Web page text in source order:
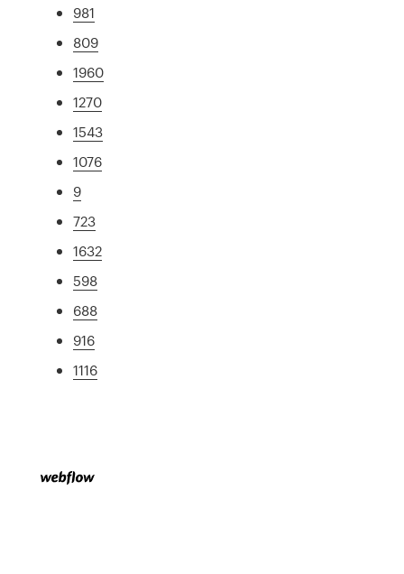
981
809
1960
1270
1543
1076
9
723
1632
598
688
916
1116